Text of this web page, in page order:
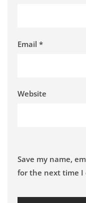
Email *
Website
Save my name,
for the next time I